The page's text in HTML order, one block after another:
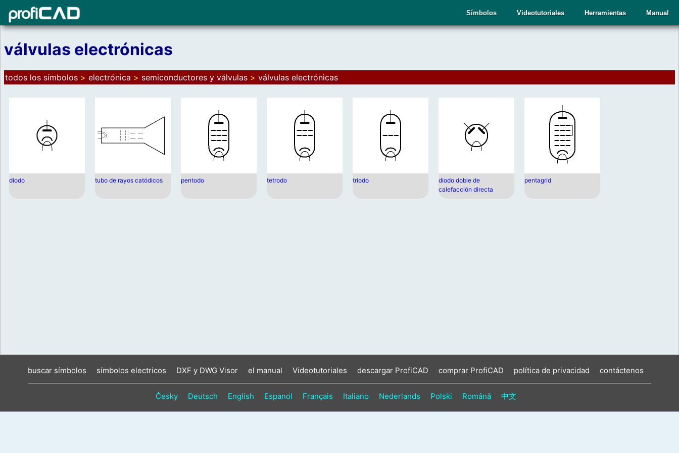
Manual
Herramientas
Videotutoriales
Símbolos
válvulas electrónicas
todos los símbolos > electrónica > semiconductores y válvulas > válvulas electrónicas
diodo tubo de rayos catódicos pentodo tetrodo triodo
diodo doble de
calefacción directa
pentagrid
buscar símbolos símbolos electricos DXF y DWG Visor el manual Videotutoriales descargar ProfiCAD comprar ProfiCAD política de privacidad contáctenos
Česky Deutsch English Espanol Français Italiano Nederlands Polski Română 中文